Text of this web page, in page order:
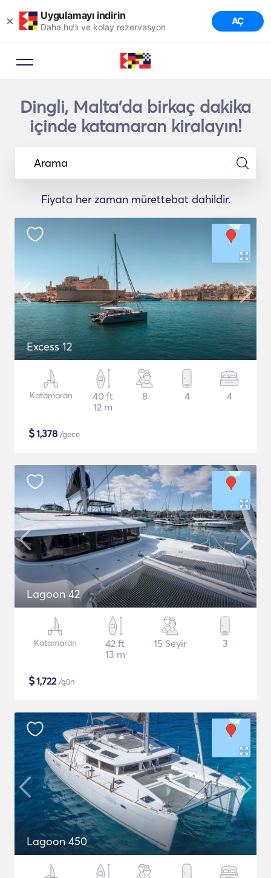
× Uygulamayı indirin
Daha hızlı ve kolay rezervasyon AÇ
Dingli, Malta'da birkaç dakika
içinde katamaran kiralayın!
Arama
Fiyata her zaman mürettebat dahildir.
Excess 12
Katamaran
40 ft
12 m
8 4 4
$1,378 /gece
Lagoon 42
Katamaran
42 ft
13 m
15 Seyir 3
$1,722/gün
Lagoon 450